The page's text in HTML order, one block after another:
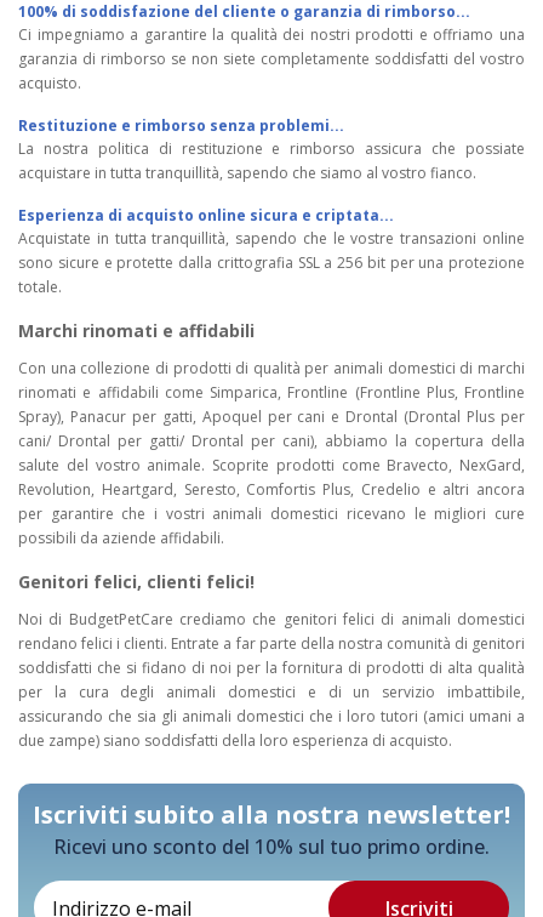
100% di soddisfazione del cliente o garanzia di rimborso...
Ci impegniamo a garantire la qualità dei nostri prodotti e offriamo una
garanzia di rimborso se non siete completamente soddisfatti del vostro
acquisto.
Restituzione e rimborso senza problemi...
La nostra politica di restituzione e rimborso assicura che possiate
acquistare in tutta tranquillità, sapendo che siamo al vostro fianco.
Esperienza di acquisto online sicura e criptata...
Acquistate in tutta tranquillità, sapendo che le vostre transazioni online
sono sicure e protette dalla crittografia SSL a 256 bit per una protezione
totale.
Marchi rinomati e affidabili
Con una collezione di prodotti di qualità per animali domestici di marchi
rinomati e affidabili come Simparica, Frontline (Frontline Plus, Frontline
Spray), Panacur per gatti, Apoquel per cani e Drontal (Drontal Plus per
cani/ Drontal per gatti/ Drontal per cani), abbiamo la copertura della
salute del vostro animale. Scoprite prodotti come Bravecto, NexGard,
Revolution, Heartgard, Seresto, Comfortis Plus, Credelio e altri ancora
per garantire che i vostri animali domestici ricevano le migliori cure
possibili da aziende affidabili.
Genitori felici, clienti felici!
Noi di BudgetPetCare crediamo che genitori felici di animali domestici
rendano felici i clienti. Entrate a far parte della nostra comunità di genitori
soddisfatti che si fidano di noi per la fornitura di prodotti di alta qualità
per la cura degli animali domestici e di un servizio imbattibile,
assicurando che sia gli animali domestici che i loro tutori (amici umani a
due zampe) siano soddisfatti della loro esperienza di acquisto.
Iscriviti subito alla nostra newsletter!
Ricevi uno sconto del 10% sul tuo primo ordine.